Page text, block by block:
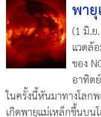
พา
(1 มิ.
แวดล้
ของ
อาทิต
ในครั้งนี้หันมาทางโล